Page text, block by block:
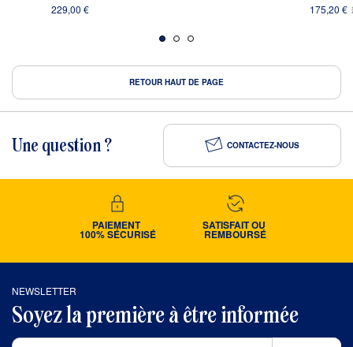
229,00 € 175,20 €
RETOUR HAUT DE PAGE
Une question ? CONTACTEZ-NOUS
PAIEMENT
100% SÉCURISÉ
SATISFAIT OU
REMBOURSÉ
NEWSLETTER
Soyez la première à être informée